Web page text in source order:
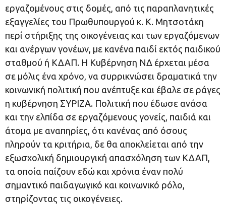
εργαζομένους στις δομές, από τις παραπλανητικές
εξαγγελίες του Πρωθυπουργού κ. Κ. Μητσοτάκη
περί στήριξης της οικογένειας και των εργαζόμενων
και ανέργων γονέων, με κανένα παιδί εκτός παιδικού
σταθμού ή ΚΔΑΠ. Η Κυβέρνηση ΝΔ έρχεται μέσα
σε μόλις ένα χρόνο, να συρρικνώσει δραματικά την
κοινωνική πολιτική που ανέπτυξε και έβαλε σε ράγες
η κυβέρνηση ΣΥΡΙΖΑ. Πολιτική που έδωσε ανάσα
και την ελπίδα σε εργαζόμενους γονείς, παιδιά και
άτομα με αναπηρίες, ότι κανένας από όσους
πληρούν τα κριτήρια, δε θα αποκλείεται από την
εξωσχολική δημιουργική απασχόληση των ΚΔΑΠ,
τα οποία παίζουν εδώ και χρόνια έναν πολύ
σημαντικό παιδαγωγικό και κοινωνικό ρόλο,
στηρίζοντας τις οικογένειες.